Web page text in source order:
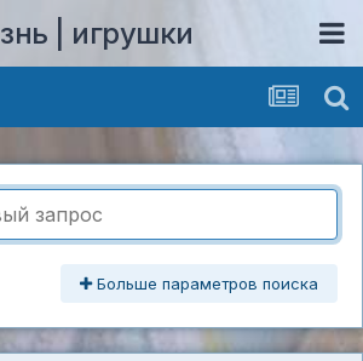
| игрушки
Больше параметров поиска